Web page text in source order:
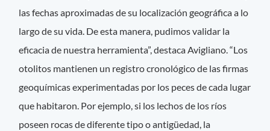
las fechas aproximadas de su localización geográfica a lo
largo de su vida. De esta manera, pudimos validar la
eficacia de nuestra herramienta”, destaca Avigliano. “Los
otolitos mantienen un registro cronológico de las firmas
geoquímicas experimentadas por los peces de cada lugar
que habitaron. Por ejemplo, si los lechos de los ríos
poseen rocas de diferente tipo o antigüedad, la